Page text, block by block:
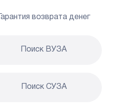
Гарантия возврата денег
Поиск ВУЗА
Поиск CУЗА